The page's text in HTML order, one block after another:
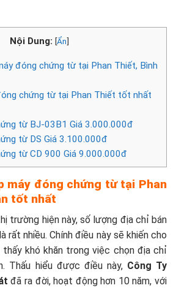
Nội Dung: [Ẩn]
đóng chứng từ tại Phan Thiết, Bình
chứng từ tại Phan Thiết tốt nhất
từ BJ-03B1 Giá 3.000.000đ
từ DS Giá 3.100.000đ
từ CD 900 Giá 9.000.000đ
máy đóng chứng từ tại Phan
tốt nhất
trường hiện này, số lượng địa chỉ bán
rất nhiều. Chính điều này sẽ khiến cho
thấy khó khăn trong việc chọn địa chỉ
Thấu hiểu được điều này, Công Ty
đã ra đời, hoạt động hơn 10 năm, với